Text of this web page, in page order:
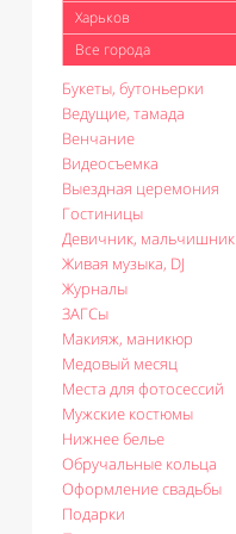
Харьков
Все города
Букеты, бутоньерки
Ведущие, тамада
Венчание
Видеосъемка
Выездная церемония
Гостиницы
Девичник, мальчишник
Живая музыка, DJ
Журналы
ЗАГСы
Макияж, маникюр
Медовый месяц
Места для фотосессий
Мужские костюмы
Нижнее белье
Обручальные кольца
Оформление свадьбы
Подарки